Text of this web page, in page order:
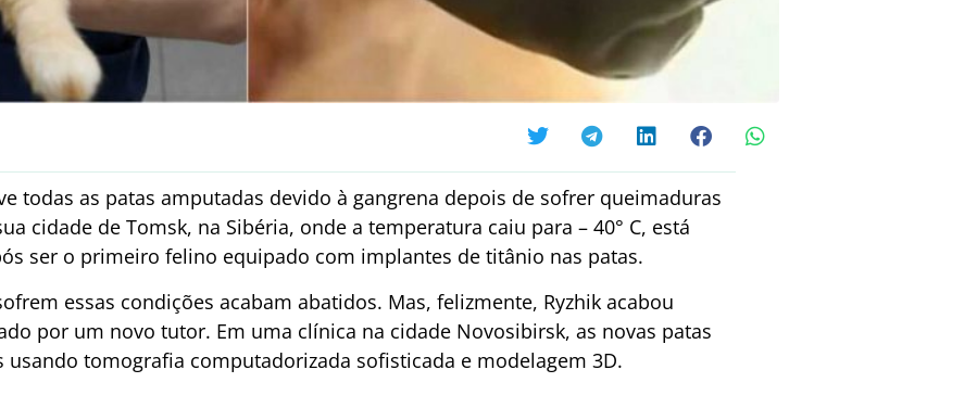
todas as patas amputadas devido à gangrena depois de sofrer queimaduras
cidade de Tomsk, na Sibéria, onde a temperatura caiu para – 40° C, está
ser o primeiro felino equipado com implantes de titânio nas patas.
essas condições acabam abatidos. Mas, felizmente, Ryzhik acabou
por um novo tutor. Em uma clínica na cidade Novosibirsk, as novas patas
tomografia computadorizada sofisticada e modelagem 3D.